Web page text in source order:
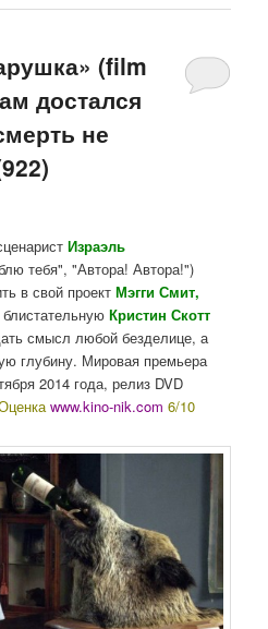
(film
достался
не
Израэль
тебя", "Автора! Автора!")
в свой проектМэгги Смит,
блистательнуюКристин Скотт
смысл любой безделице, а
глубину. Мировая премьера
2014 года, релиз DVD
www.kino-nik.com6/10